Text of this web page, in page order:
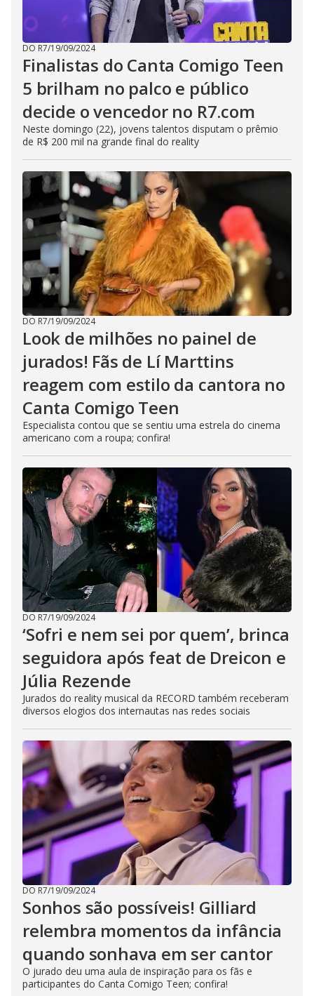
DO R7/19/09/2024
Finalistas do Canta Comigo Teen
5 brilham no palco e público
decide o vencedor no R7.com
Neste domingo (22), jovens talentos disputam o prêmio
de R$ 200 mil na grande final do reality
DO R7/19/09/2024
Look de milhões no painel de
jurados! Fãs de Lí Marttins
reagem com estilo da cantora no
Canta Comigo Teen
Especialista contou que se sentiu uma estrela do cinema
americano com a roupa; confira!
DO R7/19/09/2024
‘Sofri e nem sei por quem’, brinca
seguidora após feat de Dreicon e
Júlia Rezende
Jurados do reality musical da RECORD também receberam
diversos elogios dos internautas nas redes sociais
DO R7/19/09/2024
Sonhos são possíveis! Gilliard
relembra momentos da infância
quando sonhava em ser cantor
O jurado deu uma aula de inspiração para os fãs e
participantes do Canta Comigo Teen; confira!